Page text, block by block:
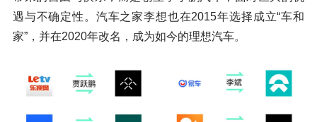
遇与不确定性。汽车之家李想也在2015年选择成立“车和
家”，并在2020年改名，成为如今的理想汽车。